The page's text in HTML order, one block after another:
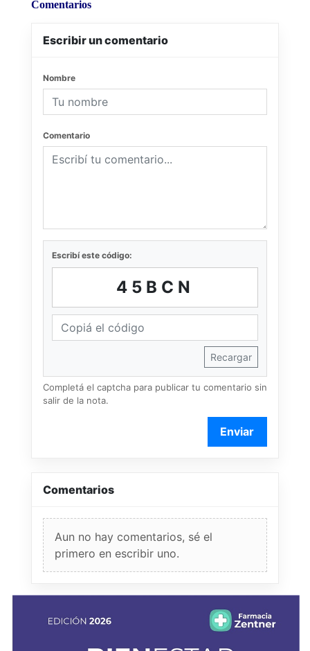
Comentarios
Escribir un comentario
Nombre
Comentario
Escribí este código:
45BCN
Recargar
Completá el captcha para publicar tu comentario sin
salir de la nota.
Enviar
Comentarios
Aun no hay comentarios, sé el
primero en escribir uno.